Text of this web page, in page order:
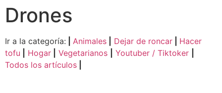
Drones
Ir a la categoría: Animales Dejar de roncar
Hacer
tofu
Hogar Vegetarianos Youtuber / Tiktoker
Todos los artículos